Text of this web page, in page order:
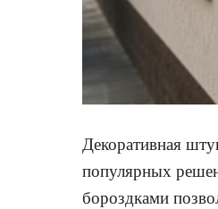
Декоративная
популярных
бороздками